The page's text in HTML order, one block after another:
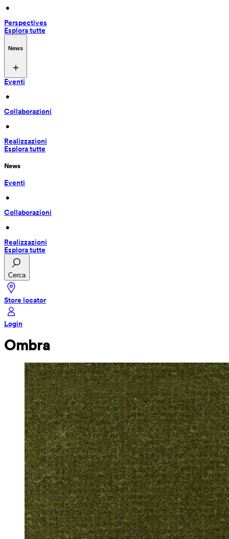
•
Perspectives
Esplora tutte
News
Eventi
•
Collaborazioni
•
Realizzazioni
Esplora tutte
News
Eventi
•
Collaborazioni
•
Realizzazioni
Esplora tutte
Cerca
Store locator
Login
Ombra